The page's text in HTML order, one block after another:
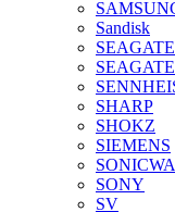
Sandisk
SHARP
SHOKZ
SIEMENS
SONY
SV